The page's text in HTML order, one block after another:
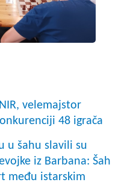
velemajstor
48 igrača
u šahu slavili su
iz Barbana: Šah
među istarskim